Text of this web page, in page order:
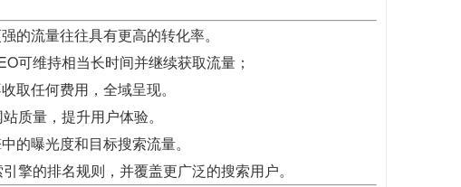
的流量往往具有更高的转化率。
可维持相当长时间并继续获取流量；
取任何费用，全域呈现。
质量，提升用户体验。
的曝光度和目标搜索流量。
擎的排名规则，并覆盖更广泛的搜索用户。